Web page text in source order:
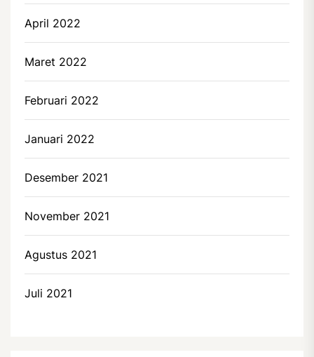
April 2022
Maret 2022
Februari 2022
Januari 2022
Desember 2021
November 2021
Agustus 2021
Juli 2021